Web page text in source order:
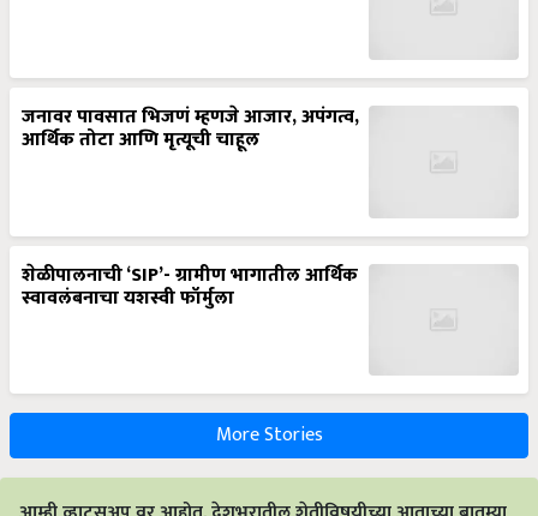
जनावर पावसात भिजणं म्हणजे आजार, अपंगत्व,
आर्थिक तोटा आणि मृत्यूची चाहूल
शेळीपालनाची ‘SIP’- ग्रामीण भागातील आर्थिक
स्वावलंबनाचा यशस्वी फॉर्मुला
More Stories